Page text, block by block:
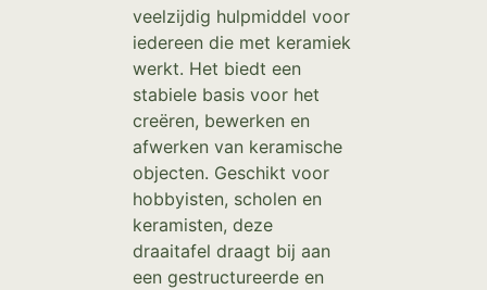
veelzijdig hulpmiddel voor
iedereen die met keramiek
werkt. Het biedt een
stabiele basis voor het
creëren, bewerken en
afwerken van keramische
objecten. Geschikt voor
hobbyisten, scholen en
keramisten, deze
draaitafel draagt bij aan
een gestructureerde en